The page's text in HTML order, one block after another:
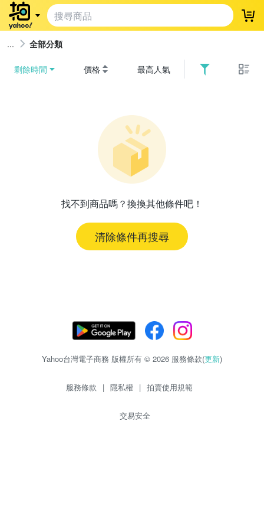
登
全部分類
剩餘時間 價格 最高人氣
找不到商品嗎？換換其他條件吧！
清除條件再搜尋
Yahoo台灣電子商務 版權所有 © 2026 服務條款(更新)
服務條款 | 隱私權 | 拍賣使用規範
交易安全